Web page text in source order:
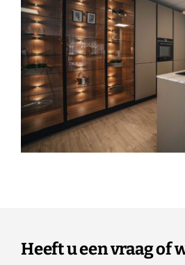
Heeft u een vraag of